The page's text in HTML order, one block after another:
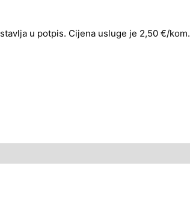
u potpis. Cijena usluge je 2,50 €/kom.